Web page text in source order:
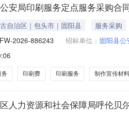
安局印刷服务定点服务采购合
自治区｜包头市｜固阳县
服务采购
2026-886243 招标单位： 固阳县公
务 印刷费 印刷服务 制作宣传材料
人力资源和社会保障局呼伦